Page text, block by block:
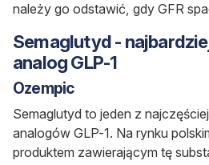
należy go odstawić, gdy GFR
Semaglutyd -
analog GLP-1
Ozempic
Semaglutyd to jeden z
analogów GLP-1. Na rynku
produktem zawierającym tę